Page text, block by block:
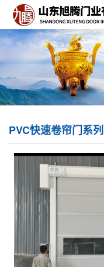
PVC快速卷帘门系列